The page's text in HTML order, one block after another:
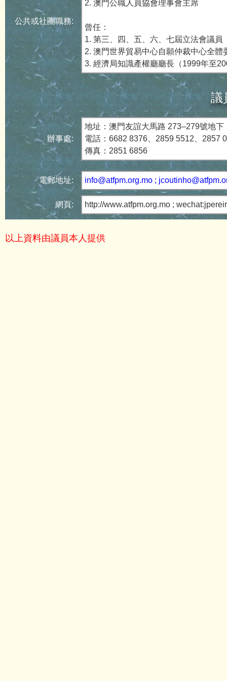
公共或社團職務:
2. 澳門公職人員協會理事會主席
曾任：
1. 第三、四、五、六、七屆立法會議員
2. 澳門世界貿易中心自願仲裁中心全
3. 經濟局知識產權廳廳長（1999年至
議
辦事處:
地址：澳門友誼大馬路 273–279號地下
電話：6682 8376、2859 5512、2857
傳真：2851 6856
電郵地址: info@atfpm.org.mo ;
網頁: http://www.atfpm.org.mo ;
以上資料由議員本人提供